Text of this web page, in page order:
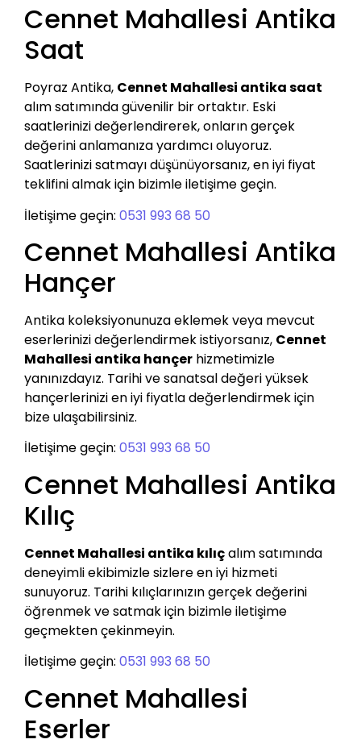
Cennet Mahallesi Antika
Saat
Poyraz Antika, Cennet Mahallesi antika saat
alım satımında güvenilir bir ortaktır. Eski
saatlerinizi değerlendirerek, onların gerçek
değerini anlamanıza yardımcı oluyoruz.
Saatlerinizi satmayı düşünüyorsanız, en iyi fiyat
teklifini almak için bizimle iletişime geçin.
İletişime geçin: 0531 993 68 50
Cennet Mahallesi Antika
Hançer
Antika koleksiyonunuza eklemek veya mevcut
eserlerinizi değerlendirmek istiyorsanız, Cennet
Mahallesi antika hançer hizmetimizle
yanınızdayız. Tarihi ve sanatsal değeri yüksek
hançerlerinizi en iyi fiyatla değerlendirmek için
bize ulaşabilirsiniz.
İletişime geçin: 0531 993 68 50
Cennet Mahallesi Antika
Kılıç
Cennet Mahallesi antika kılıçalım satımında
deneyimli ekibimizle sizlere en iyi hizmeti
sunuyoruz. Tarihi kılıçlarınızın gerçek değerini
öğrenmek ve satmak için bizimle iletişime
geçmekten çekinmeyin.
İletişime geçin: 0531 993 68 50
Cennet Mahallesi
Eserler